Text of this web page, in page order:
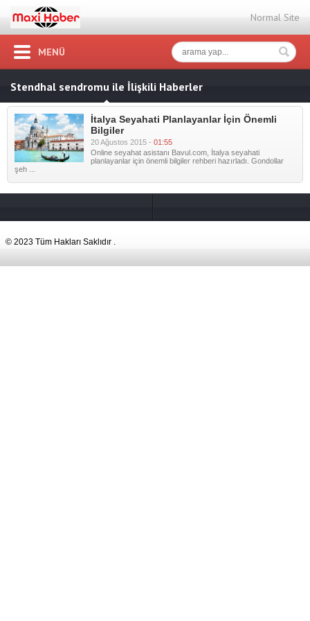
Normal Site
MENÜ
Stendhal sendromu ile İlişkili Haberler
İtalya Seyahati Planlayanlar İçin Önemli
Bilgiler
20 Ağustos 2015 - 01:55
Online seyahat asistanı Bavul.com, İtalya seyahati
planlayanlar için önemli bilgiler rehberi hazırladı. Gondollar
şeh ...
© 2023 Tüm Hakları Saklıdır .